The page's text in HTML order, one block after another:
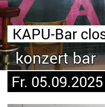
KAPU-Bar
konzert bar
Fr.